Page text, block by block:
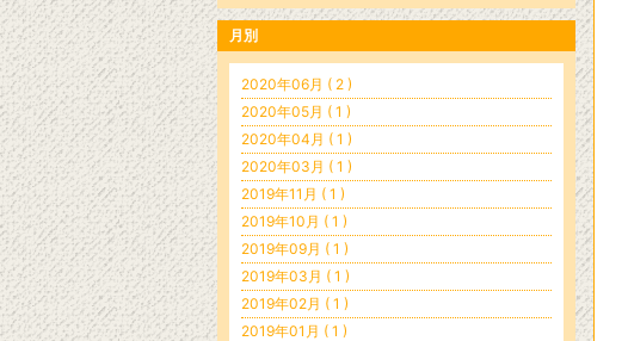
月別
2020年06月 ( 2 )
2020年05月 ( 1 )
2020年04月 ( 1 )
2020年03月 ( 1 )
2019年11月 ( 1 )
2019年10月 ( 1 )
2019年09月 ( 1 )
2019年03月 ( 1 )
2019年02月 ( 1 )
2019年01月 ( 1 )